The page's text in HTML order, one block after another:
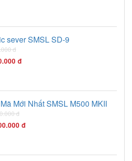
sever SMSL SD-9
đ
đ
Mới Nhất SMSL M500 MKII
đ
đ